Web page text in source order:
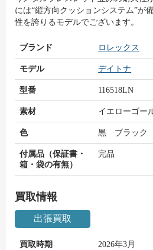
には“縦方向クッションシステム”が
性を誇りるモデルでございます。
ブランド ロレックス
モデル デイトナ
型番 116518LN
素材 イエローゴー
色 黒 ブラック
付属品（保証書・
箱・袋の有無）
完品
買取情報
出張買取
買取時期 2026年3月